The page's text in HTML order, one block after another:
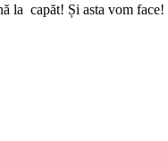
la capăt! Și asta vom